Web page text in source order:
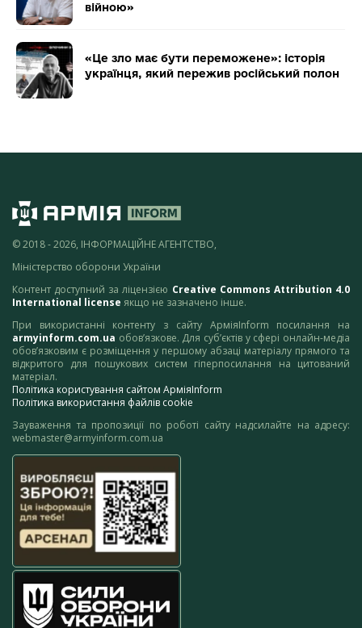
війною»
«Це зло має бути переможене»: історія
українця, який пережив російський полон
© 2018 - 2026, ІНФОРМАЦІЙНЕ АГЕНТСТВО,
Міністерство оборони України
Контент доступний за ліцензією Creative Commons Attribution 4.0
International license якщо не зазначено інше.
При використанні контенту з сайту АрміяInform посилання на
armyinform.com.ua обов’язкове. Для суб’єктів у сфері онлайн-медіа
обов’язковим є розміщення у першому абзаці матеріалу прямого та
відкритого для пошукових систем гіперпосилання на цитований
матеріал.
Політика користування сайтом АрміяInform
Політика використання файлів cookie
Зауваження та пропозиції по роботі сайту надсилайте на адресу:
webmaster@armyinform.com.ua